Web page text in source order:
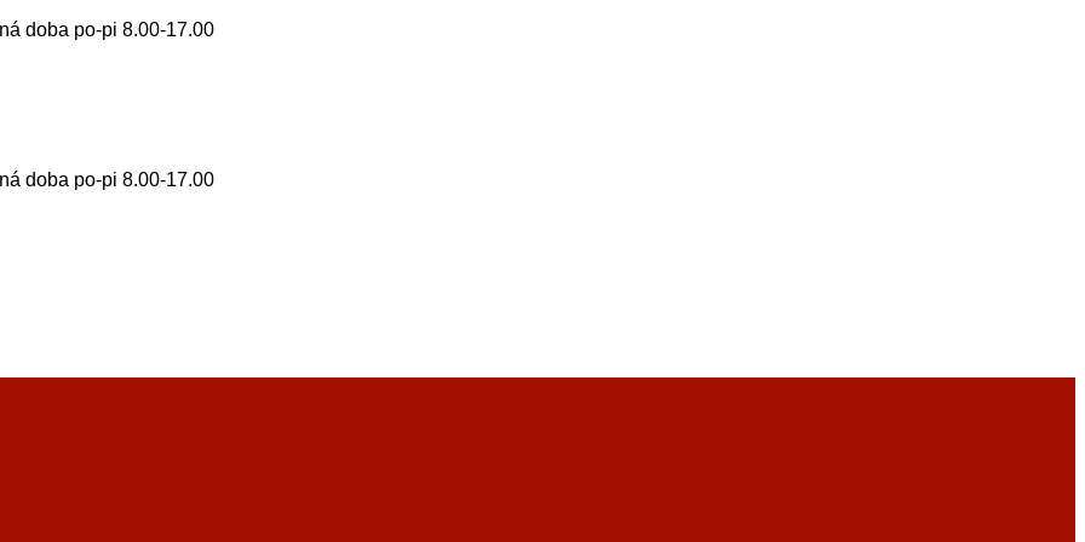
doba po-pi 8.00-17.00
doba po-pi 8.00-17.00